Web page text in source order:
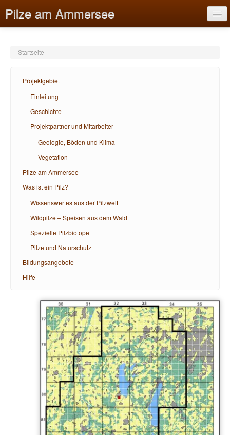
Pilze am Ammersee
Pilze am Ammersee
Was ist ein Pilz?
Bildungsangebote
Startseite
Projektgebiet
Einleitung
Geschichte
Projektpartner und Mitarbeiter
Geologie, Böden und Klima
Vegetation
Pilze am Ammersee
Was ist ein Pilz?
Wissenswertes aus der Pilzwelt
Wildpilze – Speisen aus dem Wald
Spezielle Pilzbiotope
Pilze und Naturschutz
Bildungsangebote
Hilfe